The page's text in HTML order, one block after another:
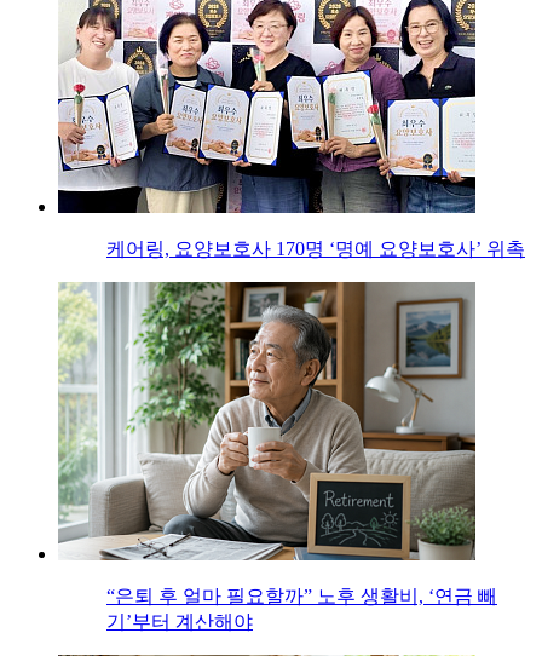
케어링, 요양보호사 170명 ‘명예 요양보호사’ 위촉
“은퇴 후 얼마 필요할까” 노후 생활비, ‘연금 빼
기’부터 계산해야